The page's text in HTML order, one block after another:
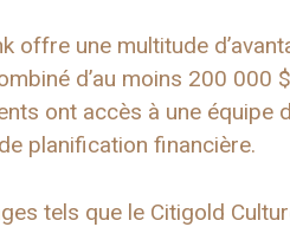
offre une multitude
d’au moins 200
ont accès à une
planification financière.
tels que le Citigold